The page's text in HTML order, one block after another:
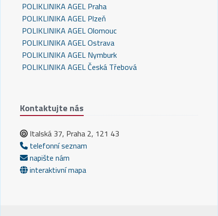
POLIKLINIKA AGEL Praha
POLIKLINIKA AGEL Plzeň
POLIKLINIKA AGEL Olomouc
POLIKLINIKA AGEL Ostrava
POLIKLINIKA AGEL Nymburk
POLIKLINIKA AGEL Česká Třebová
Kontaktujte nás
Italská 37, Praha 2, 121 43
telefonní seznam
napište nám
interaktivní mapa